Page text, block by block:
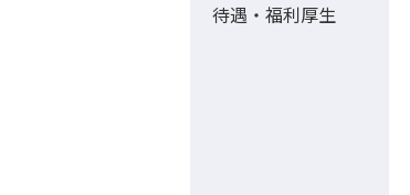
待遇・福利厚生